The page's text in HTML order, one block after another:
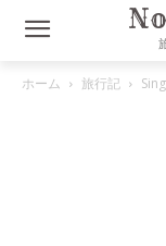
ホーム 旅行記